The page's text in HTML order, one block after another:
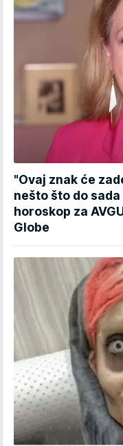
"Ovaj znak će
nešto što do
horoskop za
Globe